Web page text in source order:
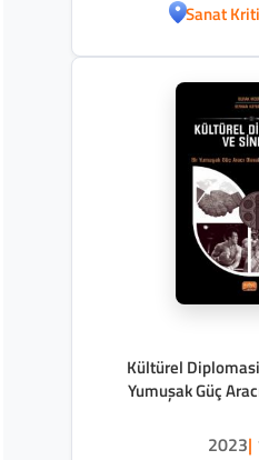
Sanat
Kültürel
Yumuşak Güç
2023|